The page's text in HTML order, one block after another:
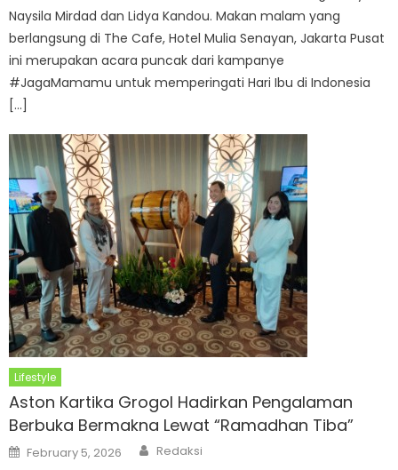
Naysila Mirdad dan Lidya Kandou. Makan malam yang
berlangsung di The Cafe, Hotel Mulia Senayan, Jakarta Pusat
ini merupakan acara puncak dari kampanye
#JagaMamamu untuk memperingati Hari Ibu di Indonesia
[…]
Lifestyle
Aston Kartika Grogol Hadirkan Pengalaman
Berbuka Bermakna Lewat “Ramadhan Tiba”
Posted
on
February 5, 2026 Author
Redaksi